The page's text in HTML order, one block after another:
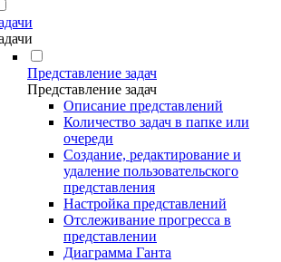
Представление задач
Представление задач
Описание представлений
Количество задач в папке или
очереди
Создание, редактирование и
удаление пользовательского
представления
Настройка представлений
Отслеживание прогресса в
представлении
Диаграмма Ганта